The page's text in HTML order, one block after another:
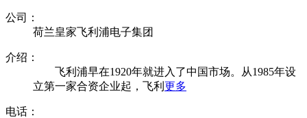
公司：
荷兰皇家飞利浦电子集团
介绍：
飞利浦早在1920年就进入了中国市场。从1985年设
立第一家合资企业起，飞利 更多
电话：